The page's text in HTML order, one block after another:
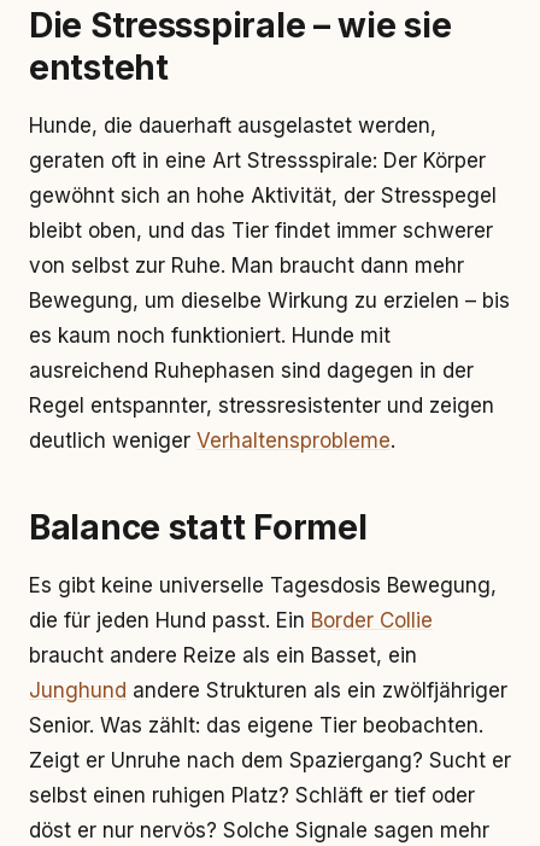
Die Stressspirale – wie sie
entsteht
Hunde, die dauerhaft ausgelastet werden,
geraten oft in eine Art Stressspirale: Der Körper
gewöhnt sich an hohe Aktivität, der Stresspegel
bleibt oben, und das Tier findet immer schwerer
von selbst zur Ruhe. Man braucht dann mehr
Bewegung, um dieselbe Wirkung zu erzielen – bis
es kaum noch funktioniert. Hunde mit
ausreichend Ruhephasen sind dagegen in der
Regel entspannter, stressresistenter und zeigen
deutlich weniger Verhaltensprobleme.
Balance statt Formel
Es gibt keine universelle Tagesdosis Bewegung,
die für jeden Hund passt. Ein Border Collie
braucht andere Reize als ein Basset, ein
Junghund andere Strukturen als ein zwölfjähriger
Senior. Was zählt: das eigene Tier beobachten.
Zeigt er Unruhe nach dem Spaziergang? Sucht er
selbst einen ruhigen Platz? Schläft er tief oder
döst er nur nervös? Solche Signale sagen mehr